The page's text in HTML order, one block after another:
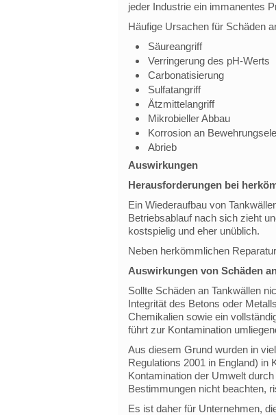
jeder Industrie ein immanentes
Häufige Ursachen für Schäden
Säureangriff
Verringerung des pH-Werts
Carbonatisierung
Sulfatangriff
Ätzmittelangriff
Mikrobieller Abbau
Korrosion an
Abrieb
Auswirkungen
Herausforderungen bei
Ein Wiederaufbau von
Betriebsablauf nach sich zieht
kostspielig und eher unüblich.
Neben herkömmlichen
Auswirkungen von Schäden
Sollte Schäden an Tankwällen
Integrität des Betons oder
Chemikalien sowie ein
führt zur Kontamination
Aus diesem Grund wurden in
Regulations 2001 in England) in
Kontamination der Umwelt
Bestimmungen nicht beachten,
Es ist daher für Unternehmen,